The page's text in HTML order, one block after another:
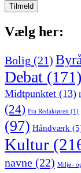
Vælg her:
Bolig (21)
Debat (171)
Midtpunktet (13)
(24) Fra Redaktøren (1)
(97) Håndværk
Kultur
navne (22) Miljø-